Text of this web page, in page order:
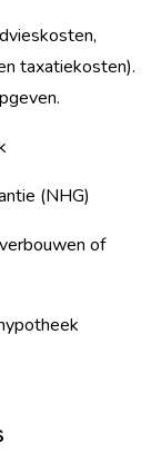
taxatiekosten).
(NHG)
of